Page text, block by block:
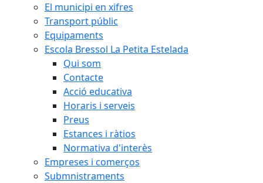
El municipi en xifres
Transport públic
Equipaments
Escola Bressol La Petita Estelada
Qui som
Contacte
Acció educativa
Horaris i serveis
Preus
Estances i ràtios
Normativa d'interès
Empreses i comerços
Submnistraments